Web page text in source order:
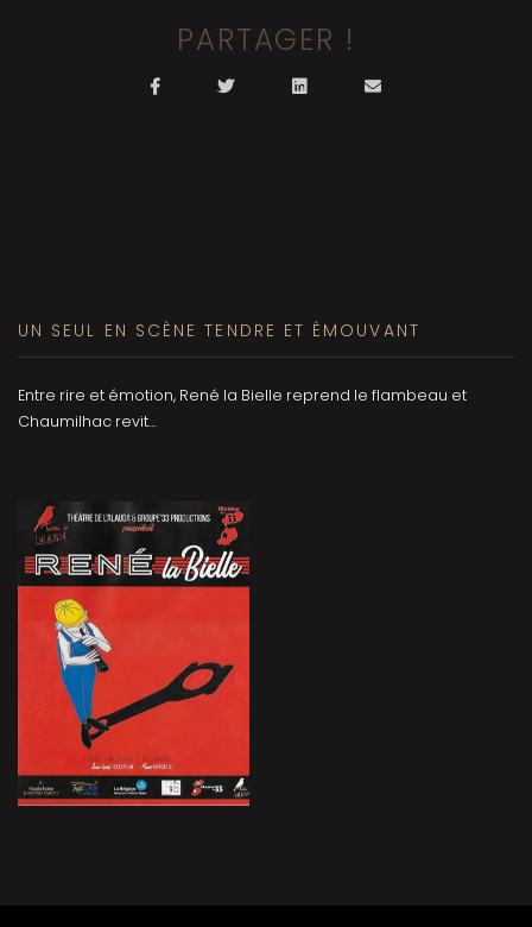
PARTAGER !
UN SEUL EN SCÈNE TENDRE ET ÉMOUVANT
Entre rire et émotion, René la Bielle reprend le flambeau et
Chaumilhac revit…